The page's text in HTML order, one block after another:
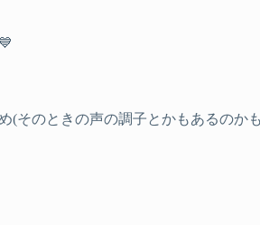
そのときの声の調子とかもあるのか